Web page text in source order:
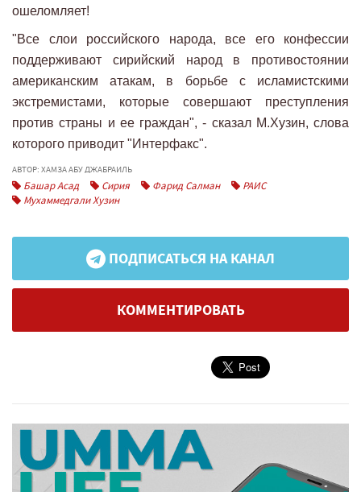
ошеломляет!
"Все слои российского народа, все его конфессии
поддерживают сирийский народ в противостоянии
американским атакам, в борьбе с исламистскими
экстремистами, которые совершают преступления
против страны и ее граждан", - сказал М.Хузин, слова
которого приводит "Интерфакс".
АВТОР: ХАМЗА АБУ ДЖАБРАИЛЬ
Башар Асад Сирия Фарид Салман
РАИС
Мухаммедгали Хузин
ПОДПИСАТЬСЯ НА КАНАЛ
КОММЕНТИРОВАТЬ